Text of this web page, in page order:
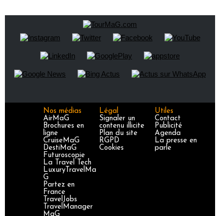
Nos médias
AirMaG
Brochures en
ligne
CruiseMaG
DestiMaG
Futuroscopie
La Travel Tech
LuxuryTravelMa
G
Partez en
France
TravelJobs
TravelManager
MaG
Légal
Signaler un
contenu illicite
Plan du site
RGPD
Cookies
Utiles
Contact
Publicité
Agenda
La presse en
parle